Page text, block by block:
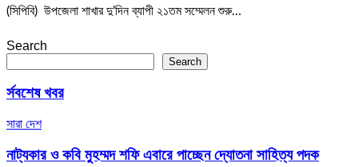
(সিপিবি) উপজেলা শাখার দু’দিন ব্যাপী ২১তম সম্মেলন শুরু…
Search
Search
র্সবশেষ খবর
সারা দেশ
নাট্যকার ও কবি মুহম্মদ শফি এবারে পাচ্ছেন দ্যোতনা সাহিত্য পদক